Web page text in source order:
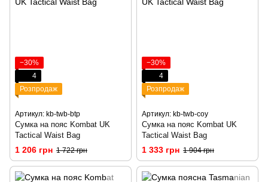
−30%
4
Розпродаж
Артикул: kb-twb-btp
Сумка на пояс Kombat UK
Tactical Waist Bag
1 206 грн 1 722 грн
−30%
4
Розпродаж
Артикул: kb-twb-coy
Сумка на пояс Kombat UK
Tactical Waist Bag
1 333 грн 1 904 грн